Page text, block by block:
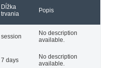
Dĺžka
trvania
Popis
session
No description
available.
7 days
No description
available.